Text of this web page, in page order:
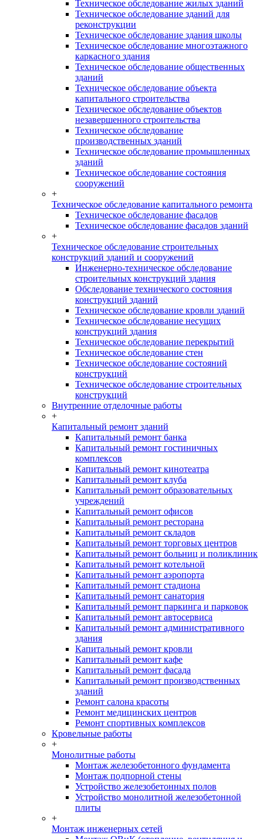
Техническое обследование жилых зданий
Техническое обследование зданий для
реконструкции
Техническое обследование здания школы
Техническое обследование многоэтажного
каркасного здания
Техническое обследование общественных
зданий
Техническое обследование объекта
капитального строительства
Техническое обследование объектов
незавершенного строительства
Техническое обследование
производственных зданий
Техническое обследование промышленных
зданий
Техническое обследование состояния
сооружений
+
Техническое обследование капитального ремонта
Техническое обследование фасадов
Техническое обследование фасадов зданий
+
Техническое обследование строительных
конструкций зданий и сооружений
Инженерно-техническое обследование
строительных конструкций здания
Обследование технического состояния
конструкций зданий
Техническое обследование кровли зданий
Техническое обследование несущих
конструкций здания
Техническое обследование перекрытий
Техническое обследование стен
Техническое обследование состояний
конструкций
Техническое обследование строительных
конструкций
Внутренние отделочные работы
+
Капитальный ремонт зданий
Капитальный ремонт банка
Капитальный ремонт гостиничных
комплексов
Капитальный ремонт кинотеатра
Капитальный ремонт клуба
Капитальный ремонт образовательных
учреждений
Капитальный ремонт офисов
Капитальный ремонт ресторана
Капитальный ремонт складов
Капитальный ремонт торговых центров
Капитальный ремонт больниц и поликлиник
Капитальный ремонт котельной
Капитальный ремонт аэропорта
Капитальный ремонт стадиона
Капитальный ремонт санатория
Капитальный ремонт паркинга и парковок
Капитальный ремонт автосервиса
Капитальный ремонт административного
здания
Капитальный ремонт кровли
Капитальный ремонт кафе
Капитальный ремонт фасада
Капитальный ремонт производственных
зданий
Ремонт салона красоты
Ремонт медицинских центров
Ремонт спортивных комплексов
Кровельные работы
+
Монолитные работы
Монтаж железобетонного фундамента
Монтаж подпорной стены
Устройство железобетонных полов
Устройство монолитной железобетонной
плиты
+
Монтаж инженерных сетей